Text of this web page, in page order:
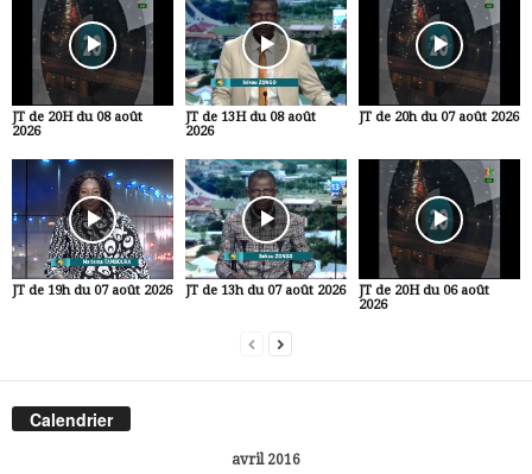
JT de 20H du 08 août
2026
JT de 13H du 08 août
2026
JT de 20h du 07 août 2026
JT de 19h du 07 août 2026 JT de 13h du 07 août 2026
JT de 20H du 06 août
2026
Calendrier
avril 2016